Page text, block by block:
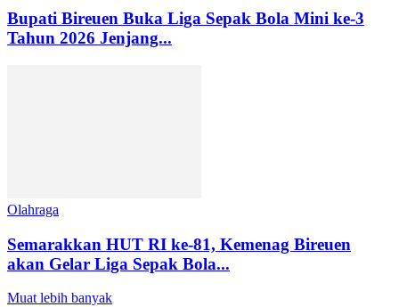
Bupati Bireuen Buka Liga Sepak Bola Mini ke-3
Tahun 2026 Jenjang...
Olahraga
Semarakkan HUT RI ke-81, Kemenag Bireuen
akan Gelar Liga Sepak Bola...
Muat lebih banyak